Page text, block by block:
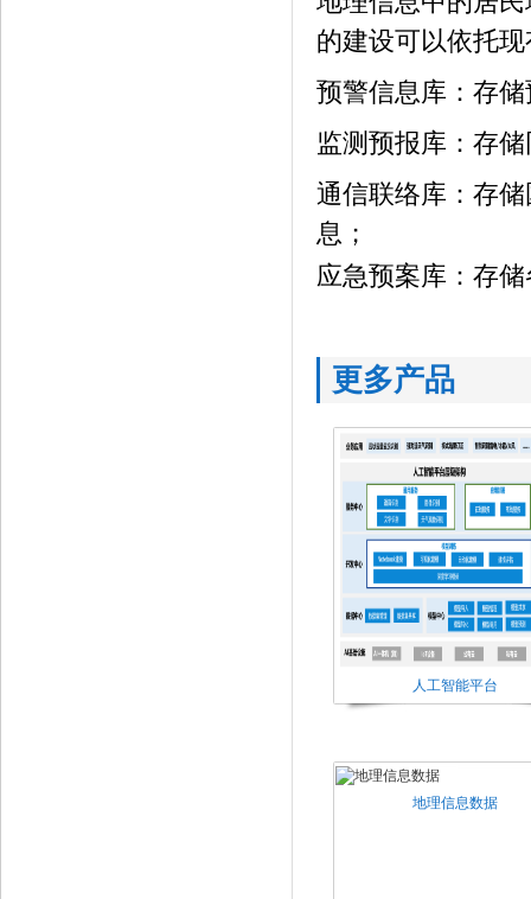
的建设可以依托
预警信息库：存
监测预报库：存
通信联络库：存
息；
应急预案库：存
更多产品
人工智能平台
地理信息数据